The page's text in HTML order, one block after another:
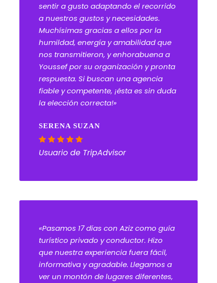
sentir a gusto adaptando el recorrido
a nuestros gustos y necesidades.
Muchísimas gracias a ellos por la
humildad, energía y amabilidad que
nos transmitieron, y enhorabuena a
Youssef por su organización y pronta
respuesta. Si buscan una agencia
fiable y competente, ¡ésta es sin duda
la elección correcta!»
SERENA SUZAN
Usuario de TripAdvisor
«Pasamos 17 días con Aziz como guía
turístico privado y conductor. Hizo
que nuestra experiencia fuera fácil,
informativa y agradable. Llegamos a
ver un montón de lugares diferentes,